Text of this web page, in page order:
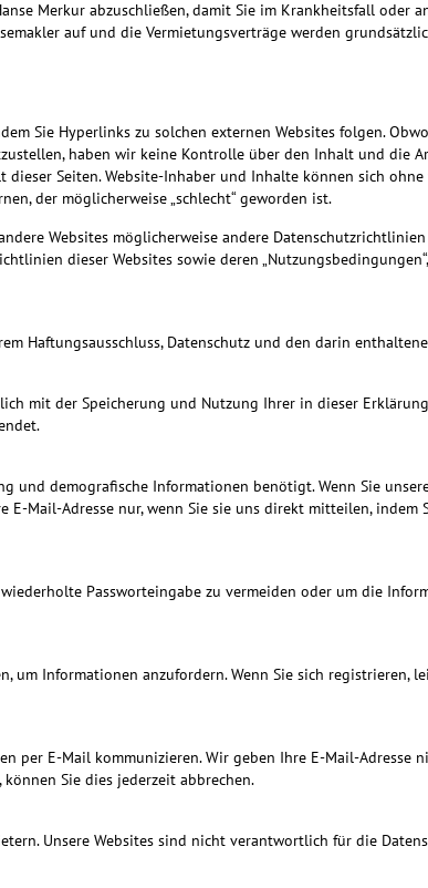
Merkur abzuschließen, damit Sie im Krankheitsfall oder
auf und die Vermietungsverträge werden
Sie Hyperlinks zu solchen externen Websites folgen.
haben wir keine Kontrolle über den Inhalt und die
Seiten. Website-Inhaber und Inhalte können sich
der möglicherweise „schlecht“ geworden ist.
Websites möglicherweise andere
dieser Websites sowie deren
Haftungsausschluss, Datenschutz und den darin
mit der Speicherung und Nutzung Ihrer in dieser
und demografische Informationen benötigt. Wenn Sie
E-Mail-Adresse nur, wenn Sie sie uns direkt mitteilen,
Passworteingabe zu vermeiden oder um die
um Informationen anzufordern. Wenn Sie sich registrieren,
per E-Mail kommunizieren. Wir geben Ihre E-Mail-Adresse
Sie dies jederzeit abbrechen.
Unsere Websites sind nicht verantwortlich für die